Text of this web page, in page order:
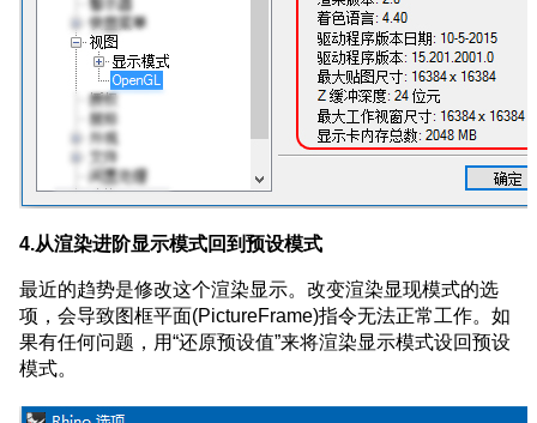
4.从渲染进阶显示模式回到预设模式
最近的趋势是修改这个渲染显示。改变渲染显现模式的选
项，会导致图框平面(PictureFrame)指令无法正常工作。如
果有任何问题，用“还原预设值”来将渲染显示模式设回预设
模式。